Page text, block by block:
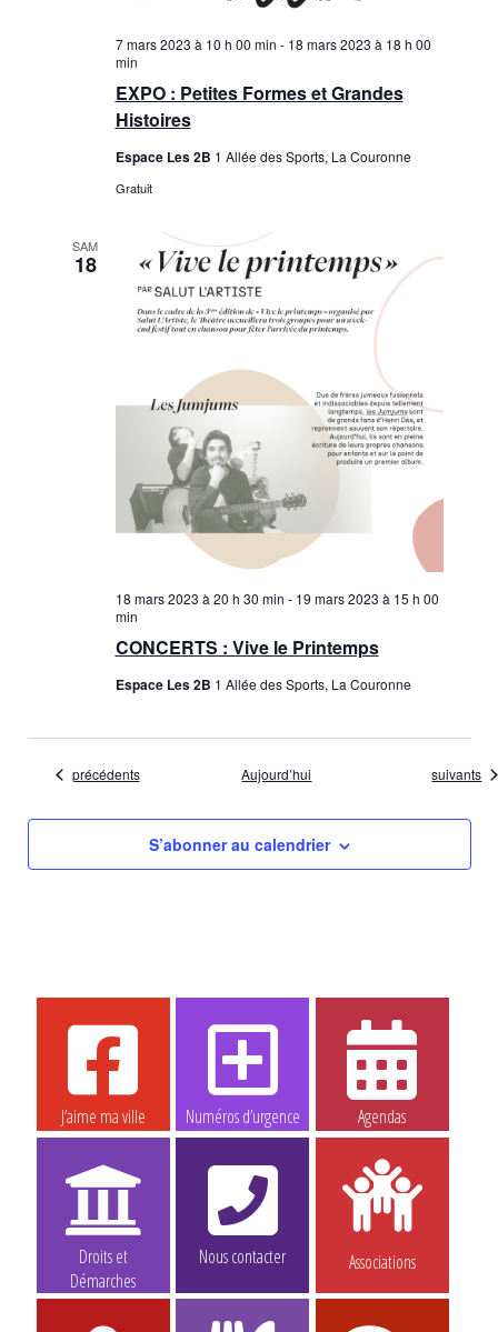
EXPO : Petites Formes et Grandes
Histoires
7 mars 2023 à 10 h 00 min - 18 mars 2023 à 18 h 00
min
Espace Les 2B 1 Allée des Sports, La Couronne
Gratuit
SAM
18
CONCERTS : Vive le Printemps
18 mars 2023 à 20 h 30 min - 19 mars 2023 à 15 h 00
min
Espace Les 2B 1 Allée des Sports, La Couronne
Évènements
précédents Aujourd’hui suivants
S’abonner au calendrier
J’aime ma ville Numéros d’urgence Agendas
Droits et
Démarches
Nous contacter Associations